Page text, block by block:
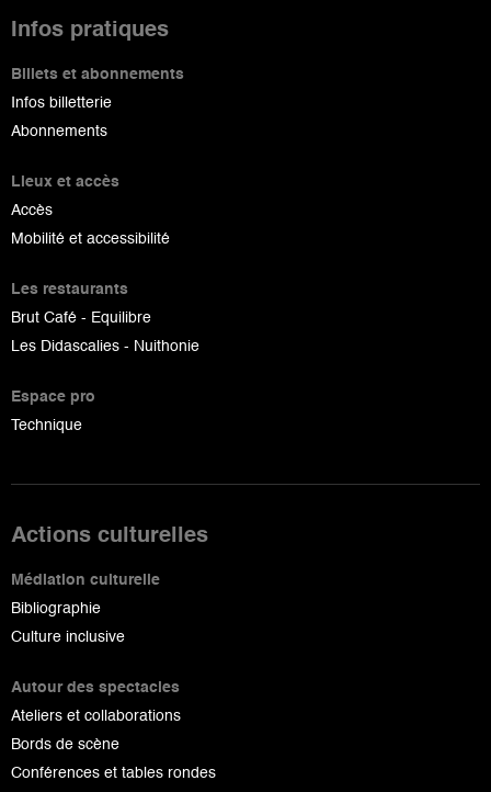
Infos pratiques
Billets et abonnements
Infos billetterie
Abonnements
Lieux et accès
Accès
Mobilité et accessibilité
Les restaurants
Brut Café - Equilibre
Les Didascalies - Nuithonie
Espace pro
Technique
Actions culturelles
Médiation culturelle
Bibliographie
Culture inclusive
Autour des spectacles
Ateliers et collaborations
Bords de scène
Conférences et tables rondes